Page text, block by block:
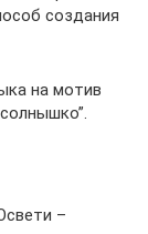
создания
на мотив
–